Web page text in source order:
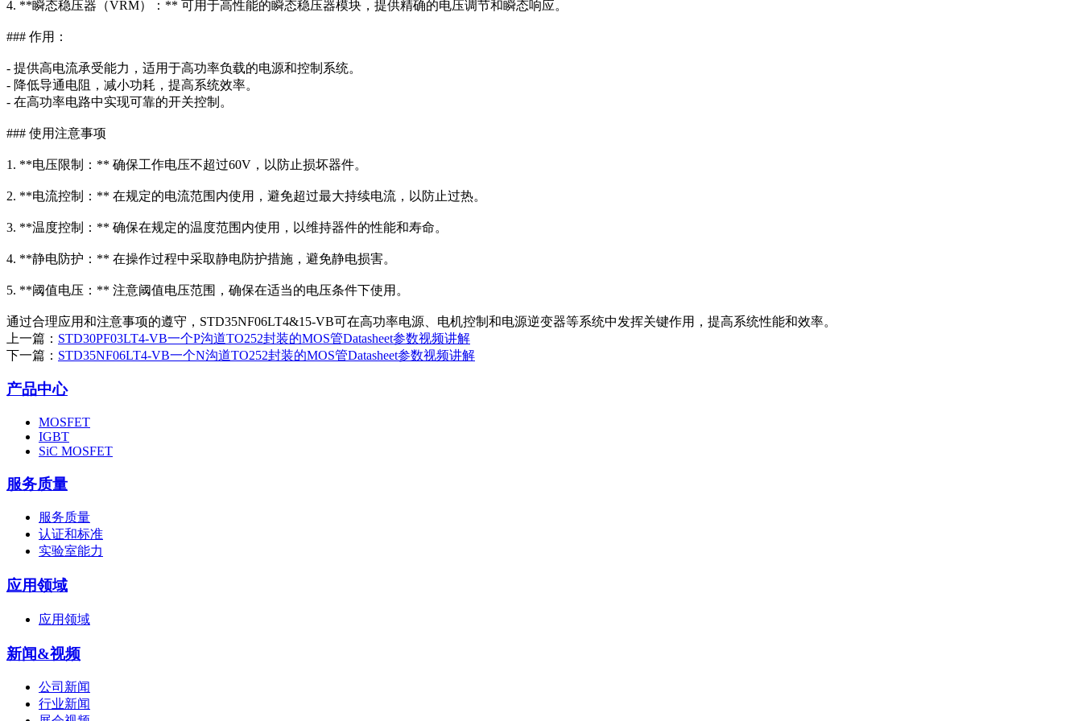
4. **瞬态稳压器（VRM）：** 可用于高性能的瞬态稳压器模块，提供精确的电压调节和瞬态响应。
### 作用：
- 提供高电流承受能力，适用于高功率负载的电源和控制系统。
- 降低导通电阻，减小功耗，提高系统效率。
- 在高功率电路中实现可靠的开关控制。
### 使用注意事项
1. **电压限制：** 确保工作电压不超过60V，以防止损坏器件。
2. **电流控制：** 在规定的电流范围内使用，避免超过最大持续电流，以防止过热。
3. **温度控制：** 确保在规定的温度范围内使用，以维持器件的性能和寿命。
4. **静电防护：** 在操作过程中采取静电防护措施，避免静电损害。
5. **阈值电压：** 注意阈值电压范围，确保在适当的电压条件下使用。
通过合理应用和注意事项的遵守，STD35NF06LT4&15-VB可在高功率电源、电机控制和电源逆变器等系统中发挥关键作用，提高系统性能和效率。
上一篇： STD30PF03LT4-VB一个P沟道TO252封装的MOS管Datasheet参数视频讲解
下一篇： STD35NF06LT4-VB一个N沟道TO252封装的MOS管Datasheet参数视频讲解
产品中心
MOSFET
IGBT
SiC MOSFET
服务质量
服务质量
认证和标准
实验室能力
应用领域
应用领域
新闻&视频
公司新闻
行业新闻